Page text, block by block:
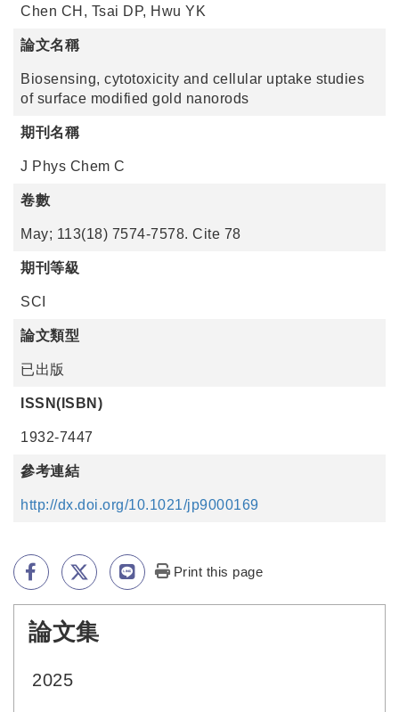
Chen CH, Tsai DP, Hwu YK
論文名稱
Biosensing, cytotoxicity and cellular uptake studies
of surface modified gold nanorods
期刊名稱
J Phys Chem C
卷數
May; 113(18) 7574-7578. Cite 78
期刊等級
SCI
論文類型
已出版
ISSN(ISBN)
1932-7447
參考連結
http://dx.doi.org/10.1021/jp9000169
Print this page
論文集
2025